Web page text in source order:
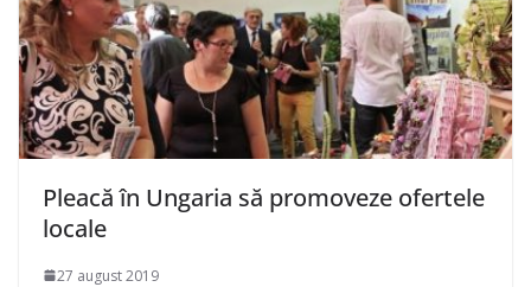
Pleacă în Ungaria să promoveze ofertele
locale
27 august 2019